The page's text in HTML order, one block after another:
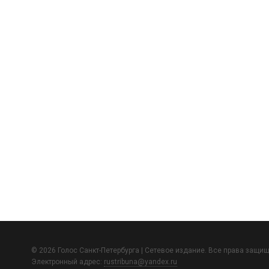
© 2026 Голос Санкт-Петербурга | Сетевое издание. Все права
Электронный адрес: rustribuna@yandex.ru